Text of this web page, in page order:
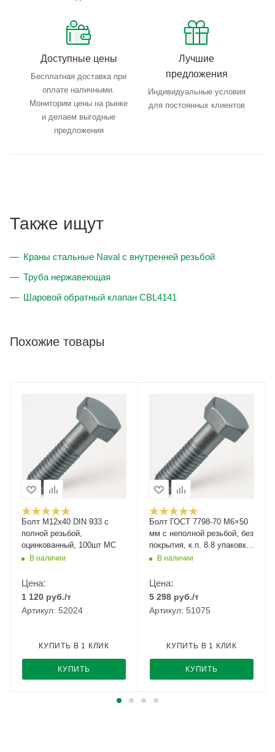
Доступные цены
Бесплатная доставка при
оплате наличными.
Мониторим цены на рынке
и делаем выгодные
предложения
Лучшие
предложения
Индивидуальные условия
для постоянных клиентов
Также ищут
Краны стальные Naval с внутренней резьбой
Труба нержавеющая
Шаровой обратный клапан CBL4141
Похожие товары
Болт М12x40 DIN 933 с
полной резьбой,
оцинкованный, 100шт МС
В наличии
Цена:
1 120 руб./т
Артикул: 52024
КУПИТЬ
КУПИТЬ В 1 КЛИК
Болт ГОСТ 7798-70 М6×50
мм с неполной резьбой, без
покрытия, к.п. 8.8 упаковка
25 кг РМЗ
В наличии
Цена:
5 298 руб./т
Артикул: 51075
КУПИТЬ
КУПИТЬ В 1 КЛИК